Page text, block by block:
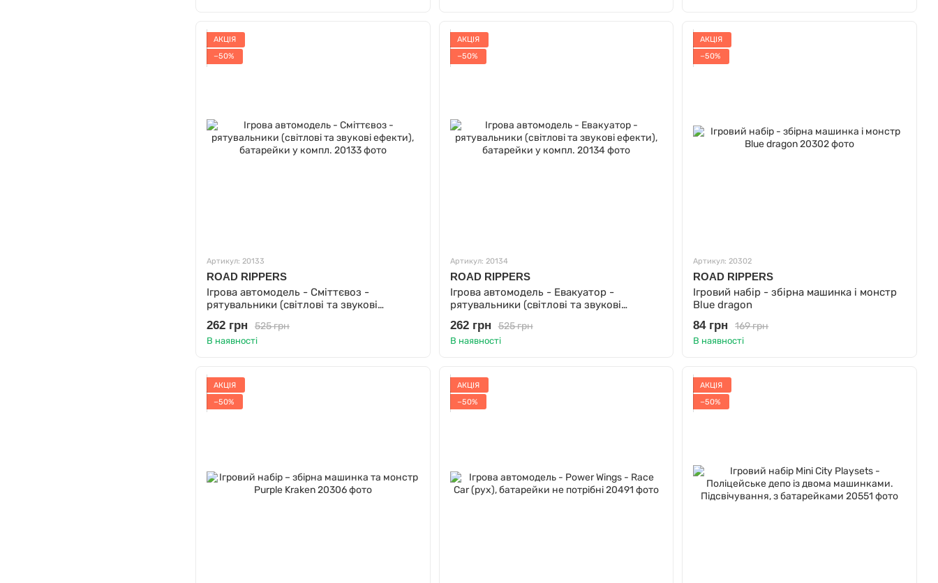
АКЦІЯ
−50%
Артикул: 20133
ROAD RIPPERS
Ігрова автомодель - Сміттєвоз -
рятувальники (світлові та звукові
525 грн
262 грн
В наявності
АКЦІЯ
−50%
Артикул: 20134
ROAD RIPPERS
Ігрова автомодель - Евакуатор -
рятувальники (світлові та звукові
525 грн
262 грн
В наявності
АКЦІЯ
−50%
Артикул: 20302
ROAD RIPPERS
Ігровий набір - збірна машинка і монстр
Blue dragon
169 грн
84 грн
В наявності
АКЦІЯ
−50%
АКЦІЯ
−50%
АКЦІЯ
−50%